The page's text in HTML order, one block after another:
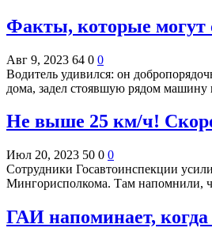
Факты, которые могут
Авг 9, 2023 64 0 0
Водитель удивился: он
дома, задел стоявшую рядом
Не выше 25 км/ч!
Июл 20, 2023 50 0 0
Сотрудники Госавтоинспекции
Мингорисполкома. Там напомнили,
ГАИ напоминает,